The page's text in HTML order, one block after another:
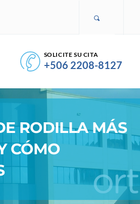
SOLICITE SU CITA
+506 2208-8127
RODILLA MÁS
CÓMO